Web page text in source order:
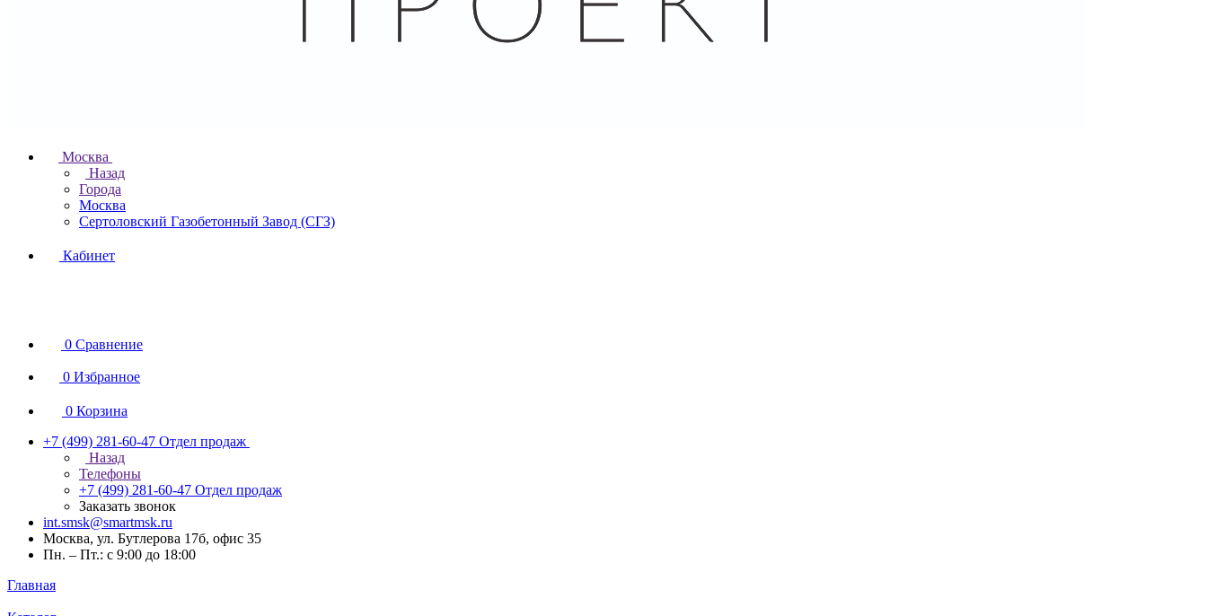
Москва
Назад
Города
Москва
Сертоловский Газобетонный Завод (СГЗ)
Кабинет
0 Сравнение
0 Избранное
0 Корзина
+7 (499) 281-60-47 Отдел продаж
Назад
Телефоны
+7 (499) 281-60-47 Отдел продаж
Заказать звонок
int.smsk@smartmsk.ru
Москва, ул. Бутлерова 17б, офис 35
Пн. – Пт.: с 9:00 до 18:00
Главная